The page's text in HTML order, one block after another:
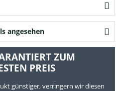
angesehen
ZUM
PREIS
günstiger, verringern wir diesen